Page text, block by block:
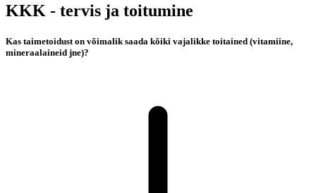
KKK - tervis ja toitumine
Kas taimetoidust on võimalik saada kõiki vajalikke toitained (vitamiine,
mineraalaineid jne)?